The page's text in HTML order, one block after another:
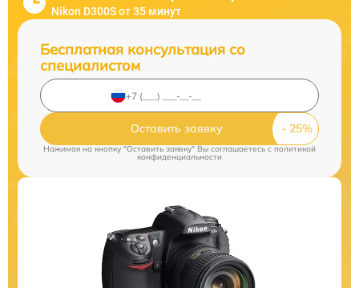
Nikon D300S от 35 минут
Бесплатная консультация со
специалистом
Оставить заявку
Нажимая на кнопку "Оставить заявку" Вы соглашаетесь cполитикой
конфиденциальности